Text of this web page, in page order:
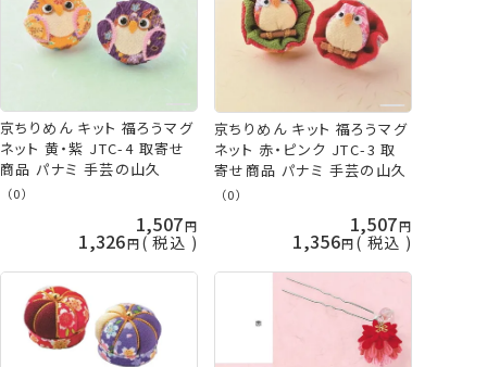
京ちりめん キット 福ろうマグ
ネット 黄・紫 JTC-4 取寄せ
商品 パナミ 手芸の山久
（0）
1,507
1,326 税込
京ちりめん キット 福ろうマグ
ネット 赤・ピンク JTC-3 取
寄せ商品 パナミ 手芸の山久
（0）
1,507
1,356 税込